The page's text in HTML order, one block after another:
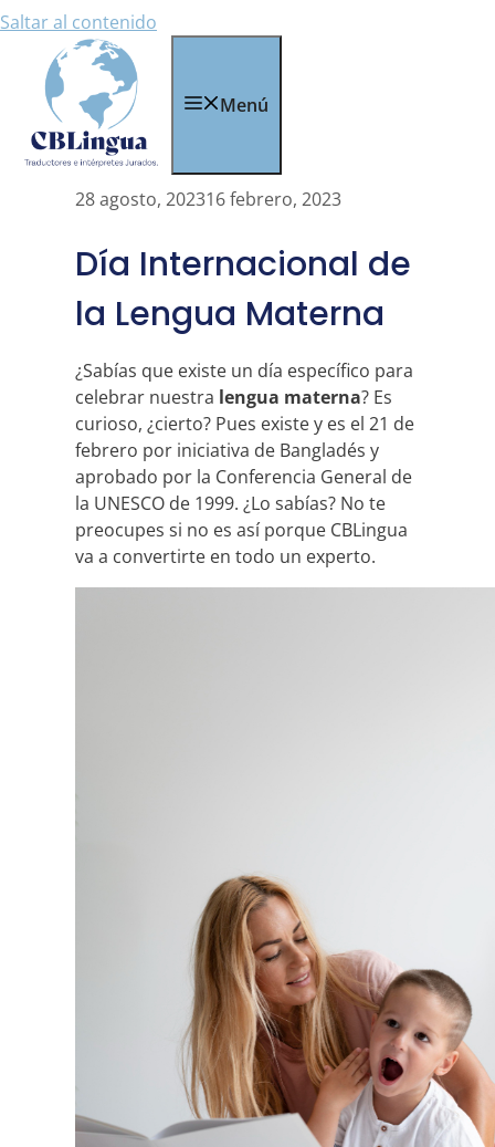
Saltar al contenido
Menú
28 agosto, 202316 febrero, 2023
Día Internacional de
la Lengua Materna
¿Sabías que existe un día específico para
celebrar nuestra lengua materna? Es
curioso, ¿cierto? Pues existe y es el 21 de
febrero por iniciativa de Bangladés y
aprobado por la Conferencia General de
la UNESCO de 1999. ¿Lo sabías? No te
preocupes si no es así porque CBLingua
va a convertirte en todo un experto.